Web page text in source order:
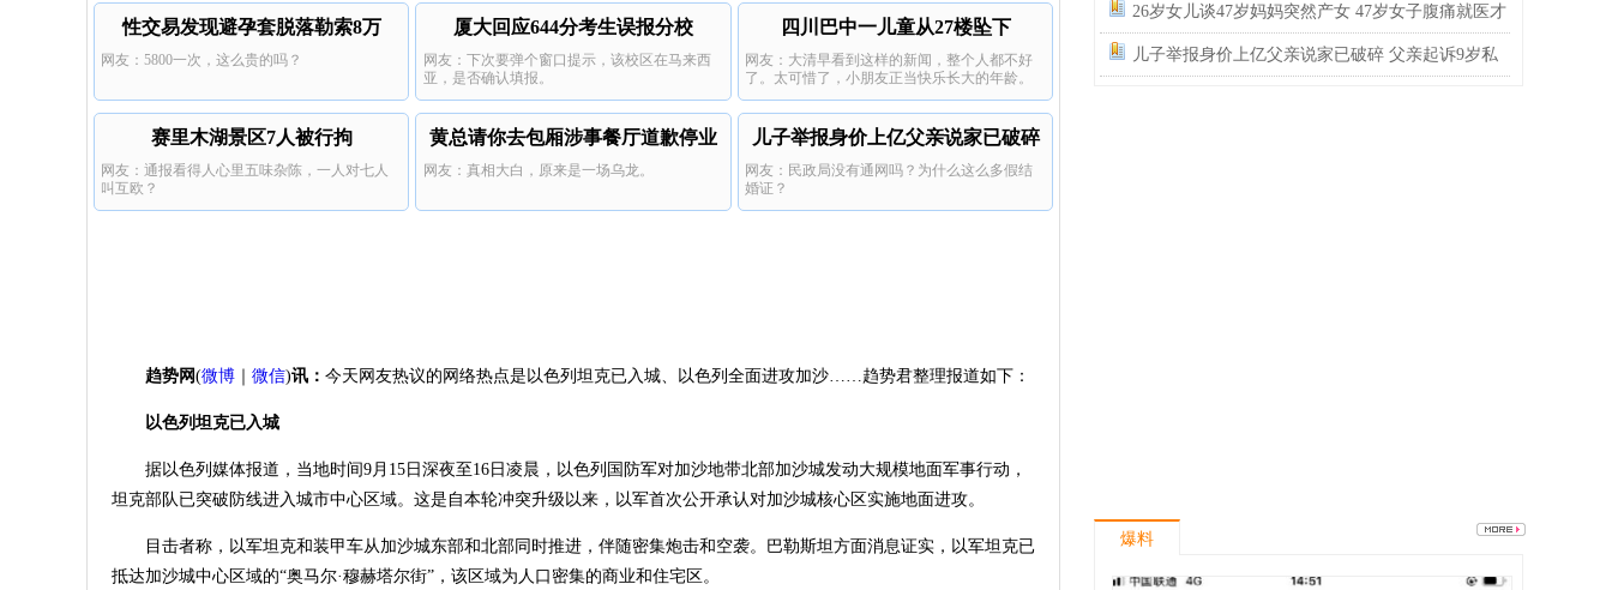
儿子举报身价上亿父亲说家已破碎：
民政局没有通网吗？为什么这么多假结婚证？
女子用漏洞0元买了3千台电器：
性交易发现避孕套脱落勒索8万
网友：5800一次，这么贵的吗？
厦大回应644分考生误报分校
网友：下次要弹个窗口提示，该校区在马来西
亚，是否确认填报。
四川巴中一儿童从27楼坠下
网友：大清早看到这样的新闻，整个人都不好
了。太可惜了，小朋友正当快乐长大的年龄。
赛里木湖景区7人被行拘
网友：通报看得人心里五味杂陈，一人对七人
叫互欧？
黄总请你去包厢涉事餐厅道歉停业
网友：真相大白，原来是一场乌龙。
儿子举报身价上亿父亲说家已破碎
网友：民政局没有通网吗？为什么这么多假结
婚证？
趋势网(微博 微信)讯： 今天网友热议的网络热点是以色列坦克已入城、以色列全面进攻加沙……趋势君整理报道如下：
以色列坦克已入城
据以色列媒体报道，当地时间9月15日深夜至16日凌晨，以色列国防军对加沙地带北部加沙城发动大规模地面军事行动，
坦克部队已突破防线进入城市中心区域。这是自本轮冲突升级以来，以军首次公开承认对加沙城核心区实施地面进攻。
目击者称，以军坦克和装甲车从加沙城东部和北部同时推进，伴随密集炮击和空袭。巴勒斯坦方面消息证实，以军坦克已
抵达加沙城中心区域的“奥马尔·穆赫塔尔街”，该区域为人口密集的商业和住宅区。
3700万工程款
26岁女儿谈47岁妈妈突然产女 47岁女子腹痛就医才
知怀孕儿子举报身价上亿父亲说家已破碎 父亲起诉9岁私
爆料